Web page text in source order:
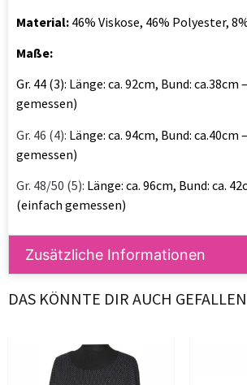
Material: 46% Viskose, 46% Polyester,
Maße:
Gr. 44 (3): Länge: ca. 92cm, Bund: ca.38cm
gemessen)
Gr. 46 (4): Länge: ca. 94cm, Bund: ca.40cm
gemessen)
Gr. 48/50 (5): Länge: ca. 96cm, Bund: ca.
(einfach gemessen)
Zusätzliche Informationen
DAS KÖNNTE DIR AUCH GEFALLEN